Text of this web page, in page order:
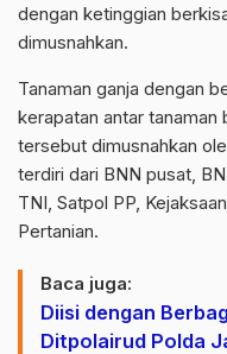
dengan ketinggian
dimusnahkan.
Tanaman ganja dengan
kerapatan antar tanaman
tersebut dimusnahkan
terdiri dari BNN pusat,
TNI, Satpol PP,
Pertanian.
Baca juga:
Diisi dengan
Ditpolairud Polda